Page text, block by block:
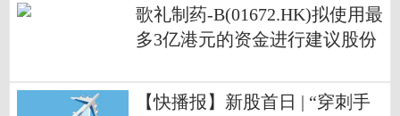
歌礼制药-B(01672.HK)拟使用最
多3亿港元的资金进行建议股份
【快播报】新股首日 | “穿刺手